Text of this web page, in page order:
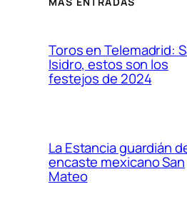
Toros en Telemadrid:
Isidro, estos son los
festejos de 2024
La Estancia guardián
encaste mexicano San
Mateo